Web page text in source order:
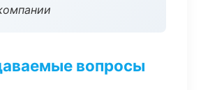
вопросы